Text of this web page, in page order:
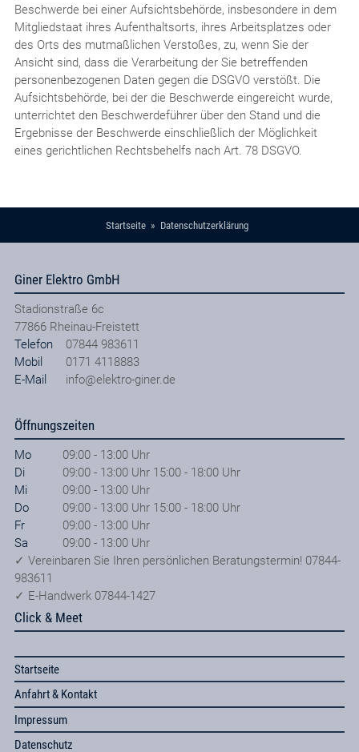
Beschwerde bei einer Aufsichtsbehörde, insbesondere in dem
Mitgliedstaat ihres Aufenthaltsorts, ihres Arbeitsplatzes oder
des Orts des mutmaßlichen Verstoßes, zu, wenn Sie der
Ansicht sind, dass die Verarbeitung der Sie betreffenden
personenbezogenen Daten gegen die DSGVO verstößt. Die
Aufsichtsbehörde, bei der die Beschwerde eingereicht wurde,
unterrichtet den Beschwerdeführer über den Stand und die
Ergebnisse der Beschwerde einschließlich der Möglichkeit
eines gerichtlichen Rechtsbehelfs nach Art. 78 DSGVO.
Startseite Datenschutzerklärung
Giner Elektro GmbH
Stadionstraße 6c
77866 Rheinau-Freistett
Telefon
07844 983611
Mobil
0171 4118883
E-Mail
info@elektro-giner.de
Öffnungszeiten
Mo
09:00 - 13:00 Uhr
Di
09:00 - 13:00 Uhr 15:00 - 18:00 Uhr
Mi
09:00 - 13:00 Uhr
Do
09:00 - 13:00 Uhr 15:00 - 18:00 Uhr
Fr
09:00 - 13:00 Uhr
Sa
09:00 - 13:00 Uhr
✓ Vereinbaren Sie Ihren persönlichen Beratungstermin! 07844-
983611
✓ E-Handwerk 07844-1427
Click & Meet
Startseite
Anfahrt & Kontakt
Impressum
Datenschutz